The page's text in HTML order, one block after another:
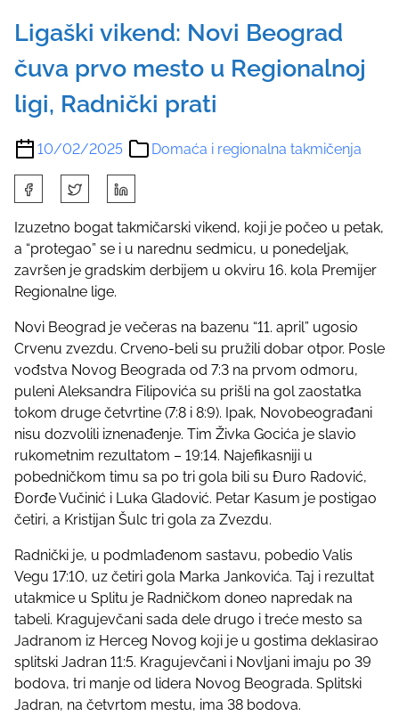
Ligaški vikend: Novi Beograd
čuva prvo mesto u Regionalnoj
ligi, Radnički prati
10/02/2025 Domaća i regionalna takmičenja
h
a
r
e
t
i
s
p
o
s
t
o
n
:
Izuzetno bogat takmičarski vikend, koji je počeo u petak,
a “protegao” se i u narednu sedmicu, u ponedeljak,
završen je gradskim derbijem u okviru 16. kola Premijer
Regionalne lige.
Novi Beograd je večeras na bazenu “11. april” ugosio
Crvenu zvezdu. Crveno-beli su pružili dobar otpor. Posle
vođstva Novog Beograda od 7:3 na prvom odmoru,
puleni Aleksandra Filipovića su prišli na gol zaostatka
tokom druge četvrtine (7:8 i 8:9). Ipak, Novobeograđani
nisu dozvolili iznenađenje. Tim Živka Gocića je slavio
rukometnim rezultatom – 19:14. Najefikasniji u
pobedničkom timu sa po tri gola bili su Đuro Radović,
Đorđe Vučinić i Luka Gladović. Petar Kasum je postigao
četiri, a Kristijan Šulc tri gola za Zvezdu.
Radnički je, u podmlađenom sastavu, pobedio Valis
Vegu 17:10, uz četiri gola Marka Jankovića. Taj i rezultat
utakmice u Splitu je Radničkom doneo napredak na
tabeli. Kragujevčani sada dele drugo i treće mesto sa
Jadranom iz Herceg Novog koji je u gostima deklasirao
splitski Jadran 11:5. Kragujevčani i Novljani imaju po 39
bodova, tri manje od lidera Novog Beograda. Splitski
Jadran, na četvrtom mestu, ima 38 bodova.